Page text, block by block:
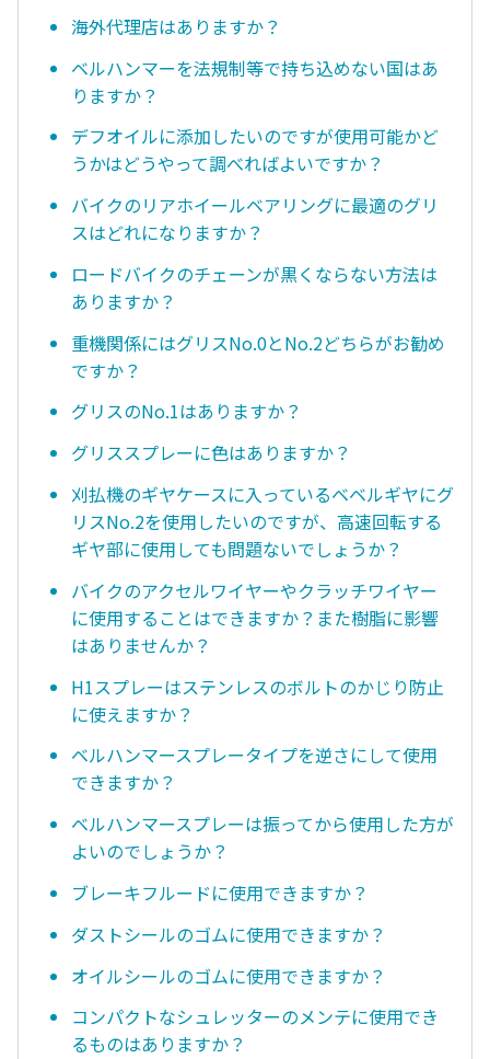
海外代理店はありますか？
ベルハンマーを法規制等で持ち込めない国はあ
りますか？
デフオイルに添加したいのですが使用可能かど
うかはどうやって調べればよいですか？
バイクのリアホイールベアリングに最適のグリ
スはどれになりますか？
ロードバイクのチェーンが黒くならない方法は
ありますか？
重機関係にはグリスNo.0とNo.2どちらがお勧め
ですか？
グリスのNo.1はありますか？
グリススプレーに色はありますか？
刈払機のギヤケースに入っているベベルギヤにグ
リスNo.2を使用したいのですが、高速回転する
ギヤ部に使用しても問題ないでしょうか？
バイクのアクセルワイヤーやクラッチワイヤー
に使用することはできますか？また樹脂に影響
はありませんか？
H1スプレーはステンレスのボルトのかじり防止
に使えますか？
ベルハンマースプレータイプを逆さにして使用
できますか？
ベルハンマースプレーは振ってから使用した方が
よいのでしょうか？
ブレーキフルードに使用できますか？
ダストシールのゴムに使用できますか？
オイルシールのゴムに使用できますか？
コンパクトなシュレッターのメンテに使用でき
るものはありますか？